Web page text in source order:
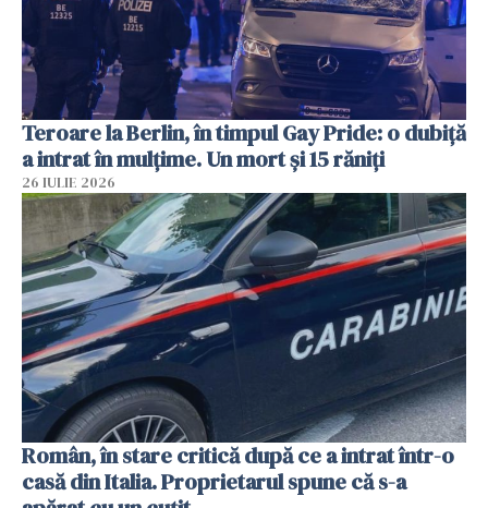
Teroare la Berlin, în timpul Gay Pride: o dubiță
a intrat în mulțime. Un mort și 15 răniți
26 IULIE 2026
Român, în stare critică după ce a intrat într-o
casă din Italia. Proprietarul spune că s-a